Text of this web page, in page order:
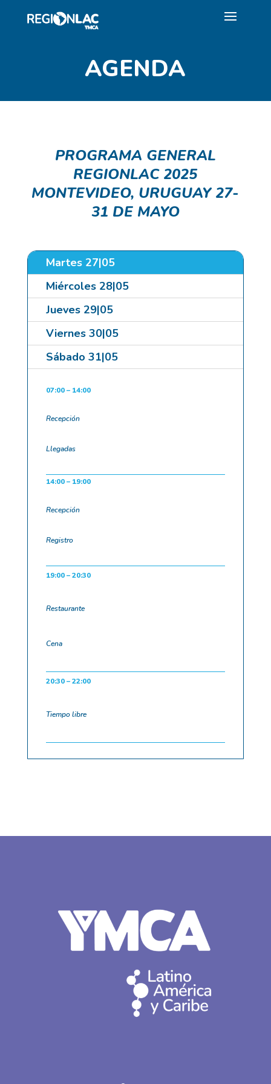
AGENDA
PROGRAMA GENERAL
REGIONLAC 2025
MONTEVIDEO, URUGUAY 27-
31 DE MAYO
Martes 27|05
Miércoles 28|05
Jueves 29|05
Viernes 30|05
Sábado 31|05
07:00 – 14:00
Recepción
Llegadas
14:00 – 19:00
Recepción
Registro
19:00 – 20:30
Restaurante
Cena
20:30 – 22:00
Tiempo libre